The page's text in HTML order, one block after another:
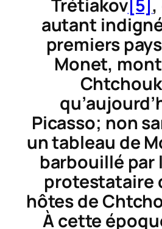
Trétiakov[5]
autant
premiers
Monet,
Picasso; non
un tableau de
barbouillé par
protestataire
hôtes de
À cette